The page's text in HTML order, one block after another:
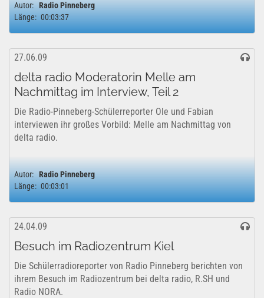
Autor: Radio Pinneberg
Länge: 00:03:37
27.06.09
delta radio Moderatorin Melle am
Nachmittag im Interview, Teil 2
Die Radio-Pinneberg-Schülerreporter Ole und Fabian
interviewen ihr großes Vorbild: Melle am Nachmittag von
delta radio.
Autor: Radio Pinneberg
Länge: 00:03:01
24.04.09
Besuch im Radiozentrum Kiel
Die Schülerradioreporter von Radio Pinneberg berichten von
ihrem Besuch im Radiozentrum bei delta radio, R.SH und
Radio NORA.